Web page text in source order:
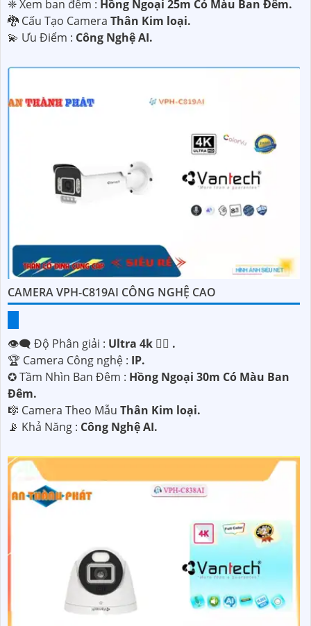
❈ Xem ban đêm : Hồng Ngoại 25m Có Màu Ban Ðêm.
🐉️ Cấu Tạo Camera Thân Kim loại.
️💫 Ưu Điểm : Công Nghệ AI.
CAMERA VPH-C819AI CÔNG NGHỆ CAO
👁️‍🗨 Độ Phân giải : Ultra 4k 👍🏾 .
🏆 Camera Công nghệ : IP.
✪ Tầm Nhìn Ban Đêm : Hồng Ngoại 30m Có Màu Ban
Ðêm.
🎼️ Camera Theo Mẫu Thân Kim loại.
️📡 Khả Năng : Công Nghệ AI.